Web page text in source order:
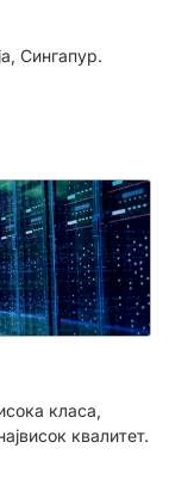
Сингапур.
класа,
квалитет.